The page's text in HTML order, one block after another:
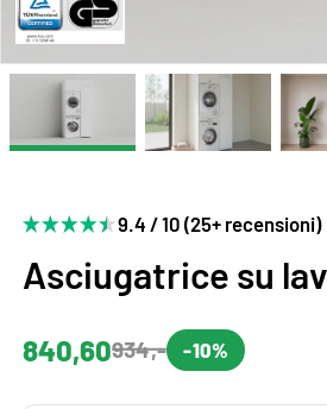
9.4 / 10 (25+ recensioni)
Asciugatrice su
840,60934,- -10%